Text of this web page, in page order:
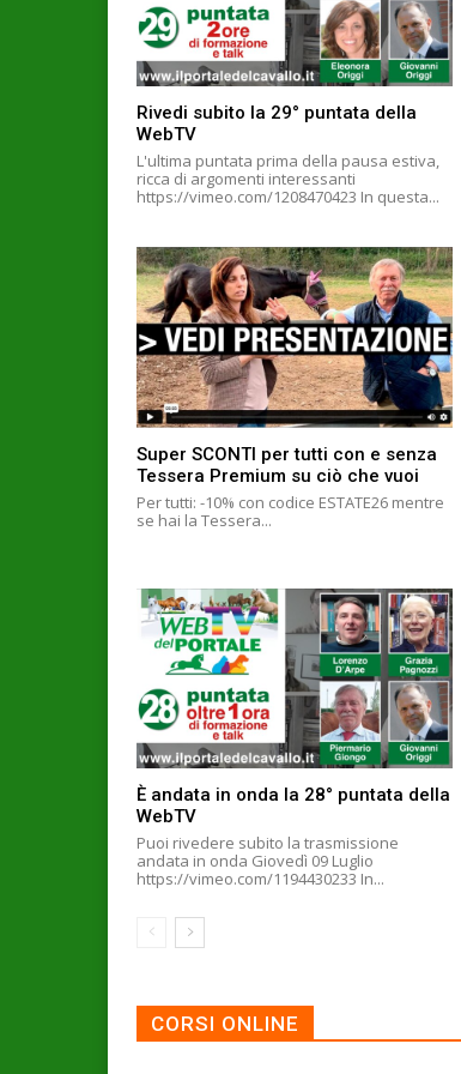
Rivedi subito la 29° puntata della
WebTV
L'ultima puntata prima della pausa estiva,
ricca di argomenti interessanti
https://vimeo.com/1208470423 In questa...
Super SCONTI per tutti con e senza
Tessera Premium su ciò che vuoi
Per tutti: -10% con codice ESTATE26 mentre
se hai la Tessera...
È andata in onda la 28° puntata della
WebTV
Puoi rivedere subito la trasmissione
andata in onda Giovedì 09 Luglio
https://vimeo.com/1194430233 In...
CORSI ONLINE